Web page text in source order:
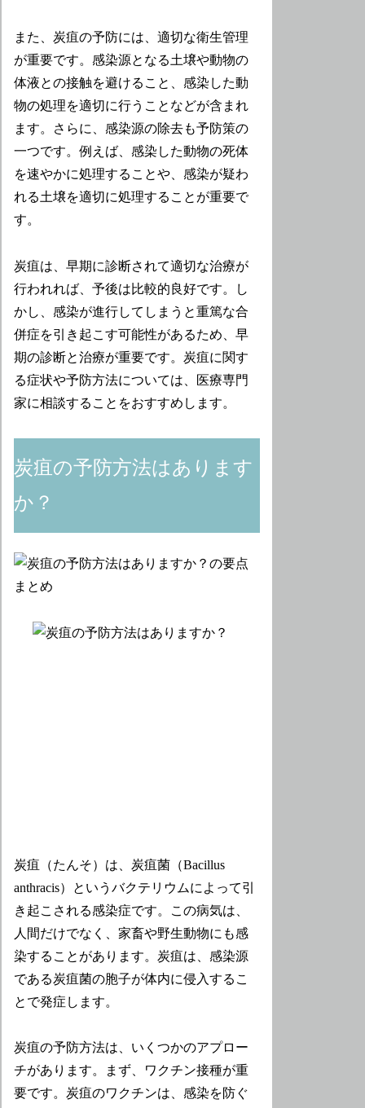
また、炭疽の予防には、適切な衛生管理
が重要です。感染源となる土壌や動物の
体液との接触を避けること、感染した動
物の処理を適切に行うことなどが含まれ
ます。さらに、感染源の除去も予防策の
一つです。例えば、感染した動物の死体
を速やかに処理することや、感染が疑わ
れる土壌を適切に処理することが重要で
す。
炭疽は、早期に診断されて適切な治療が
行われれば、予後は比較的良好です。し
かし、感染が進行してしまうと重篤な合
併症を引き起こす可能性があるため、早
期の診断と治療が重要です。炭疽に関す
る症状や予防方法については、医療専門
家に相談することをおすすめします。
炭疽の予防方法はあります
か？
炭疽（たんそ）は、炭疽菌（Bacillus
anthracis）というバクテリウムによって引
き起こされる感染症です。この病気は、
人間だけでなく、家畜や野生動物にも感
染することがあります。炭疽は、感染源
である炭疽菌の胞子が体内に侵入するこ
とで発症します。
炭疽の予防方法は、いくつかのアプロー
チがあります。まず、ワクチン接種が重
要です。炭疽のワクチンは、感染を防ぐ